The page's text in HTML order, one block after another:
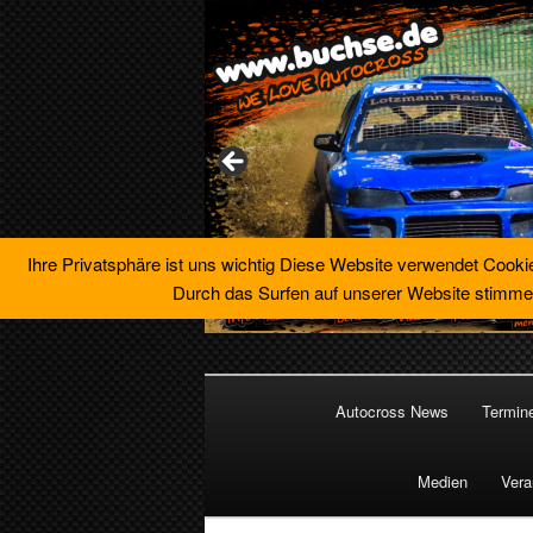
Buchse´s
Autocross News
Medien
Ihre Privatsphäre ist uns wichtig Diese Website verwendet
Durch das Surfen auf unserer Website